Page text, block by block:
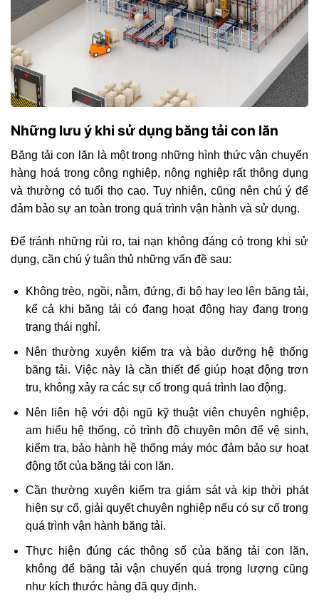
Những lưu ý khi sử dụng băng tải con lăn
Băng tải con lăn là một trong những hình thức vận chuyển
hàng hoá trong công nghiệp, nông nghiệp rất thông dụng
và thường có tuổi thọ cao. Tuy nhiên, cũng nên chú ý để
đảm bảo sự an toàn trong quá trình vận hành và sử dụng.
Để tránh những rủi ro, tai nạn không đáng có trong khi sử
dụng, cần chú ý tuân thủ những vấn đề sau:
Không trèo, ngồi, nằm, đứng, đi bộ hay leo lên băng tải,
kể cả khi băng tải có đang hoạt động hay đang trong
trạng thái nghỉ.
Nên thường xuyên kiểm tra và bảo dưỡng hệ thống
băng tải. Việc này là cần thiết để giúp hoạt động trơn
tru, không xảy ra các sự cố trong quá trình lao động.
Nên liên hệ với đội ngũ kỹ thuật viên chuyên nghiệp,
am hiểu hệ thống, có trình độ chuyên môn để vệ sinh,
kiểm tra, bảo hành hệ thống máy móc đảm bảo sự hoạt
động tốt của băng tải con lăn.
Cần thường xuyên kiểm tra giám sát và kịp thời phát
hiện sự cố, giải quyết chuyên nghiệp nếu có sự cố trong
quá trình vận hành băng tải.
Thực hiện đúng các thông số của băng tải con lăn,
không để băng tải vận chuyển quá trọng lượng cũng
như kích thước hàng đã quy định.